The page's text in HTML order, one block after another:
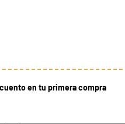
en tu primera compra